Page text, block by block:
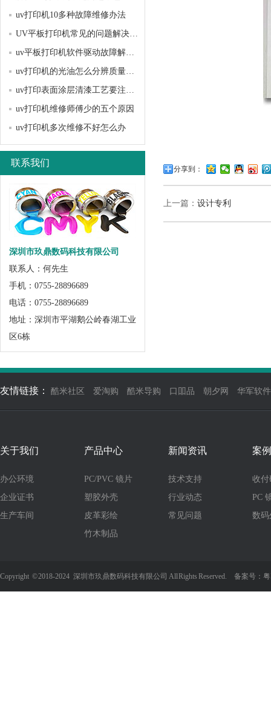
uv打印机10多种故障维修办法
UV平板打印机常见的问题解决方法？
uv平板打印机软件驱动故障解决办法
uv打印机的光油怎么分辨质量好坏
uv打印表面涂层清漆工艺要注意哪些问题？
uv打印机维修师傅少的五个原因
uv打印机多次维修不好怎么办
联系我们
深圳市玖鼎数码科技有限公司
联系人：何先生
手机：0755-28896689
电话：0755-28896689
地址：深圳市平湖鹅公岭春湖工业
区6栋
分享到：
上一篇： 设计专利
友情链接： 酷米社区 爱淘购 酷米导购 口吅品 朝夕网 华军软
关于我们
办公环境
企业证书
生产车间
产品中心
PC/PVC 镜片
塑胶外壳
皮革彩绘
竹木制品
新闻资讯
技术支持
行业动态
常见问题
案
收付
PC
数码
Copyright ©2018-2024 深圳市玖鼎数码科技有限公司 All Rights Reserved. 备案号：